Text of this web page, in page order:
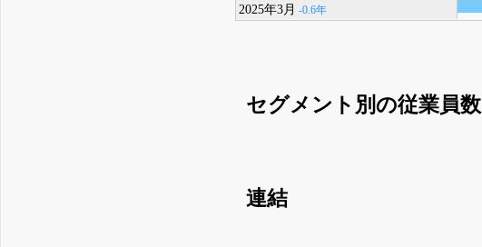
2025年3月-0.6年
セグメント別の従業員数
連結